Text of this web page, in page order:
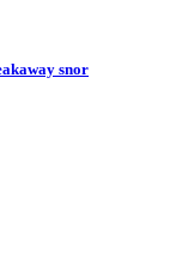
snor